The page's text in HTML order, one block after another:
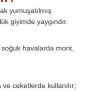
yumuşatılmış
giyimde yaygındır.
soğuk havalarda mont,
ceketlerde kullanılır;